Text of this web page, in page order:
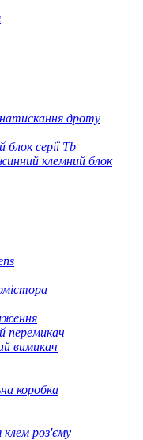
дроту
серії Tb
клемний блок
перемикач
вимикач
коробка
клем роз'єму